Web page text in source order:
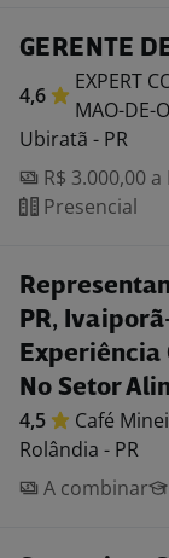
GERENTE
4,6
EXPERT
MAO-DE-
Ubiratã - PR
R$ 3.000,00 a
Presencial
PR,
Experiência
No Setor
4,5 Café
Rolândia - PR
A combinar